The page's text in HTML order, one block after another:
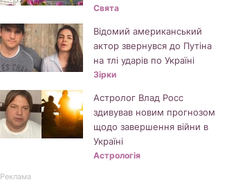
Свята
Відомий американський
актор звернувся до Путіна
на тлі ударів по Україні
Зірки
Астролог Влад Росс
здивував новим прогнозом
щодо завершення війни в
Україні
Астрологія
Реклама